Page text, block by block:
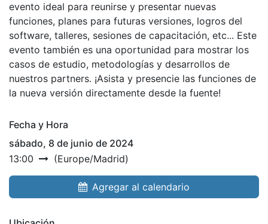
evento ideal para reunirse y presentar nuevas
funciones, planes para futuras versiones, logros del
software, talleres, sesiones de capacitación, etc... Este
evento también es una oportunidad para mostrar los
casos de estudio, metodologías y desarrollos de
nuestros partners. ¡Asista y presencie las funciones de
la nueva versión directamente desde la fuente!
Fecha y Hora
sábado, 8 de junio de 2024
13:00
(Europe/Madrid)
Agregar al calendario